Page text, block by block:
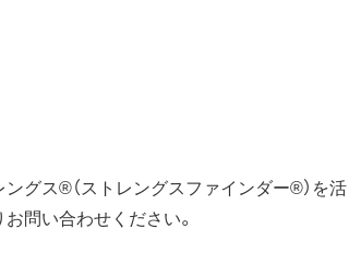
グス®（ストレングスファインダー®）を活
お問い合わせください。